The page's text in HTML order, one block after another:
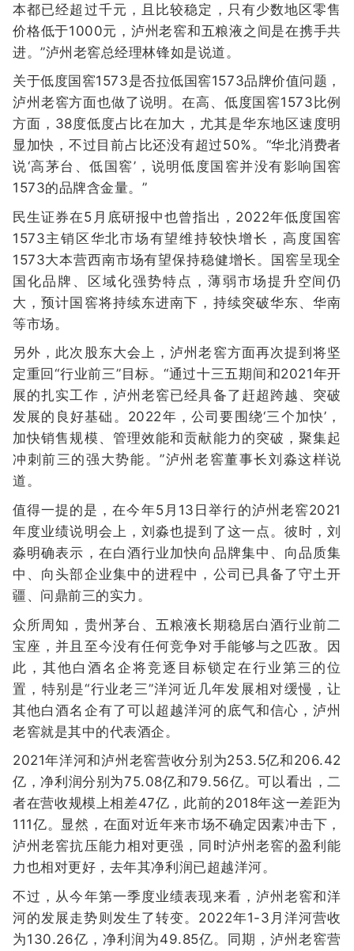
本都已经超过千元，且比较稳定，只有少数地区零售
价格低于1000元，泸州老窖和五粮液之间是在携手共
进。”泸州老窖总经理林锋如是说道。
关于低度国窖1573是否拉低国窖1573品牌价值问题，
泸州老窖方面也做了说明。在高、低度国窖1573比例
方面，38度低度占比在加大，尤其是华东地区速度明
显加快，不过目前占比还没有超过50%。“华北消费者
说‘高茅台、低国窖’，说明低度国窖并没有影响国窖
1573的品牌含金量。”
民生证券在5月底研报中也曾指出，2022年低度国窖
1573主销区华北市场有望维持较快增长，高度国窖
1573大本营西南市场有望保持稳健增长。国窖呈现全
国化品牌、区域化强势特点，薄弱市场提升空间仍
大，预计国窖将持续东进南下，持续突破华东、华南
等市场。
另外，此次股东大会上，泸州老窖方面再次提到将坚
定重回“行业前三”目标。“通过十三五期间和2021年开
展的扎实工作，泸州老窖已经具备了赶超跨越、突破
发展的良好基础。2022年，公司要围绕‘三个加快’，
加快销售规模、管理效能和贡献能力的突破，聚集起
冲刺前三的强大势能。”泸州老窖董事长刘淼这样说
道。
值得一提的是，在今年5月13日举行的泸州老窖2021
年度业绩说明会上，刘淼也提到了这一点。彼时，刘
淼明确表示，在白酒行业加快向品牌集中、向品质集
中、向头部企业集中的进程中，公司已具备了守土开
疆、问鼎前三的实力。
众所周知，贵州茅台、五粮液长期稳居白酒行业前二
宝座，并且至今没有任何竞争对手能够与之匹敌。因
此，其他白酒名企将竞逐目标锁定在行业第三的位
置，特别是“行业老三”洋河近几年发展相对缓慢，让
其他白酒名企有了可以超越洋河的底气和信心，泸州
老窖就是其中的代表酒企。
2021年洋河和泸州老窖营收分别为253.5亿和206.42
亿，净利润分别为75.08亿和79.56亿。可以看出，二
者在营收规模上相差47亿，此前的2018年这一差距为
111亿。显然，在面对近年来市场不确定因素冲击下，
泸州老窖抗压能力相对更强，同时泸州老窖的盈利能
力也相对更好，去年其净利润已超越洋河。
不过，从今年第一季度业绩表现来看，泸州老窖和洋
河的发展走势则发生了转变。2022年1-3月洋河营收
为130.26亿，净利润为49.85亿。同期，泸州老窖营